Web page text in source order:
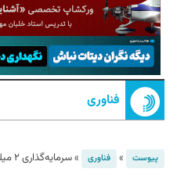
فناوری
پیوست » فناوری »سرمایه‌گذاری ۲ میلیارد دلاری عربستان در شرکت لنوو